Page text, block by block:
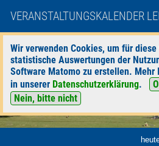
VERANSTALTUNGSKALENDER
Wir verwenden Cookies, um für
statistische Auswertungen der
Software Matomo zu erstellen.
in unserer Datenschutzerklärung.
Nein, bitte nicht